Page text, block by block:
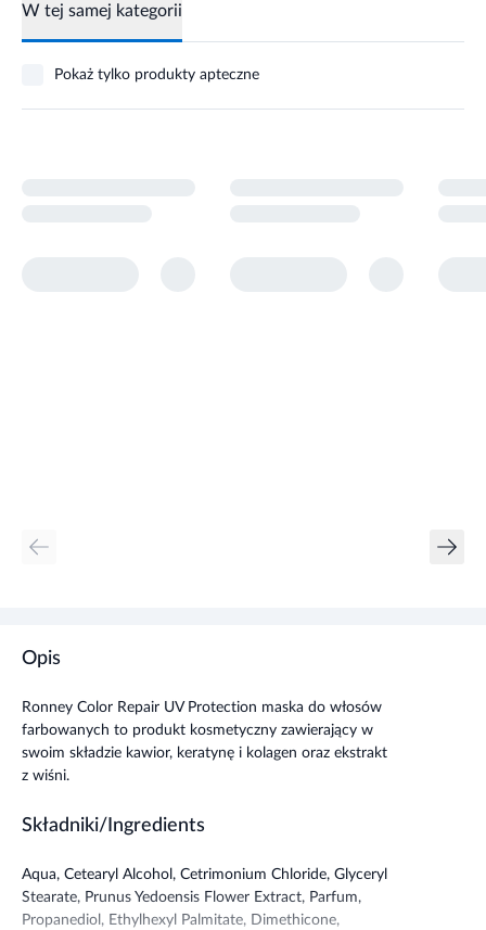
W tej samej kategorii
Pokaż tylko produkty apteczne
Opis
Ronney Color Repair UV Protection maska do włosów
farbowanych to produkt kosmetyczny zawierający w
swoim składzie kawior, keratynę i kolagen oraz ekstrakt
z wiśni.
Składniki/Ingredients
Aqua, Cetearyl Alcohol, Cetrimonium Chloride, Glyceryl
Stearate, Prunus Yedoensis Flower Extract, Parfum,
Propanediol, Ethylhexyl Palmitate, Dimethicone,